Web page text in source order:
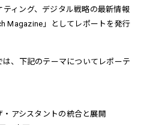
ィング、デジタル戦略の最新情報
Magazine」としてレポートを発行
、下記のテーマについてレポーテ
・アシスタントの統合と展開